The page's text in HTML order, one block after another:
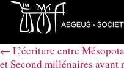
← L’écriture entre
et Second millénaires avant